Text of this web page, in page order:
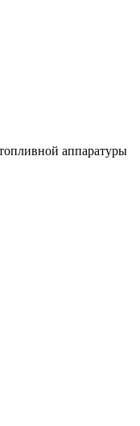
аппаратуры